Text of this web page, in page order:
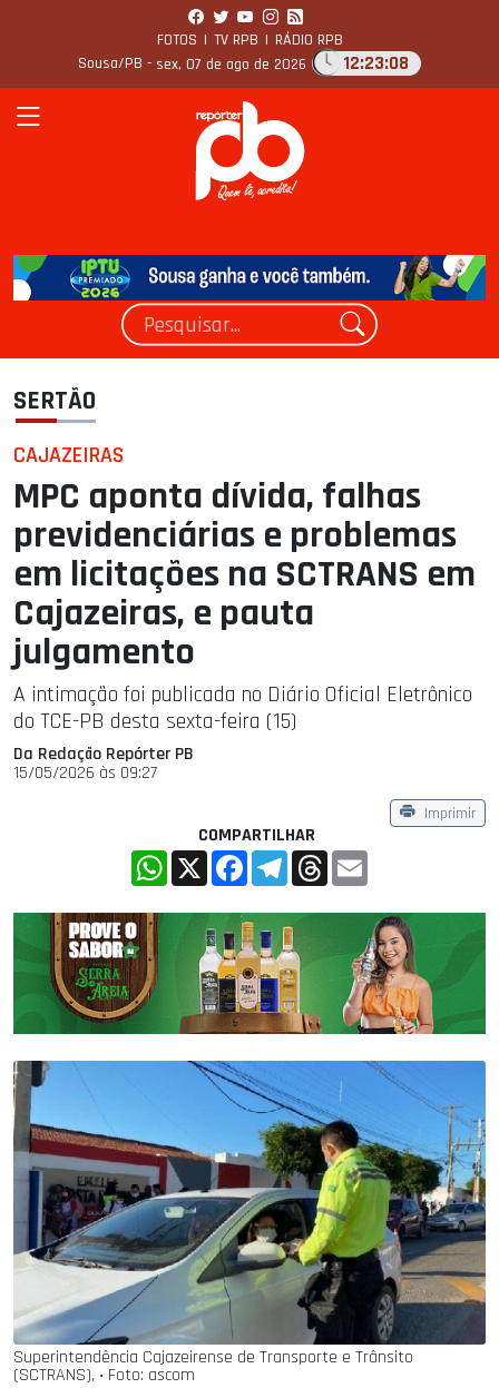
FOTOS | TV RPB | RÁDIO RPB
Sousa/PB - sex, 07 de ago de 2026 12:23:10
SERTÃO
CAJAZEIRAS
MPC aponta dívida, falhas
previdenciárias e problemas
em licitações na SCTRANS em
Cajazeiras, e pauta
julgamento
A intimação foi publicada no Diário Oficial Eletrônico
do TCE-PB desta sexta-feira (15)
Da Redação Repórter PB
15/05/2026 às 09:27
Imprimir
COMPARTILHAR
WhatsApp
X FacebookTelegramThreads
Superintendência Cajazeirense de Transporte e Trânsito
(SCTRANS), ‧ Foto: ascom